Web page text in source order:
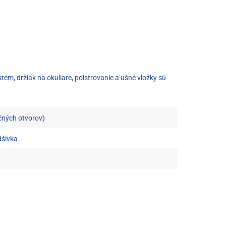
držiak na okuliare, polstrovanie a ušné vložky sú
otvorov)